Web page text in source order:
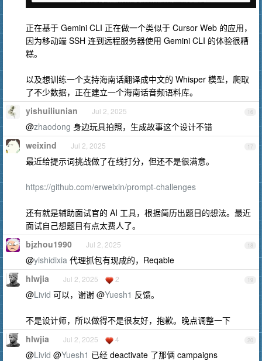
正在基于 Gemini CLI 正在做一个类似于 Cursor Web 的应用，
因为移动端 SSH 连到远程服务器使用 Gemini CLI 的体验很糟
糕。
以及想训练一个支持海南话翻译成中文的 Whisper 模型，爬取
了不少数据，正在建立一个海南话音频语料库。
16
yishuiliunian Jul 2, 2025
@zhaodong 身边玩具拍照，生成故事这个设计不错
17
weixind Jul 2, 2025
最近给提示词挑战做了在线打分，但还不是很满意。
https://github.com/erweixin/prompt-challenges
还有就是辅助面试官的 AI 工具，根据简历出题目的想法。最近
面试自己想题目有点太费人了。
18
bjzhou1990 Jul 2, 2025
@yishidixia 代理抓包有现成的，Reqable
19
hlwjia Jul 2, 2025 2
@Livid 可以，谢谢 @Yuesh1 反馈。
不是设计师，所以做得不是很友好，抱歉。晚点调整一下
20
hlwjia Jul 2, 2025 4
@Livid @Yuesh1 已经 deactivate 了那俩 campaigns